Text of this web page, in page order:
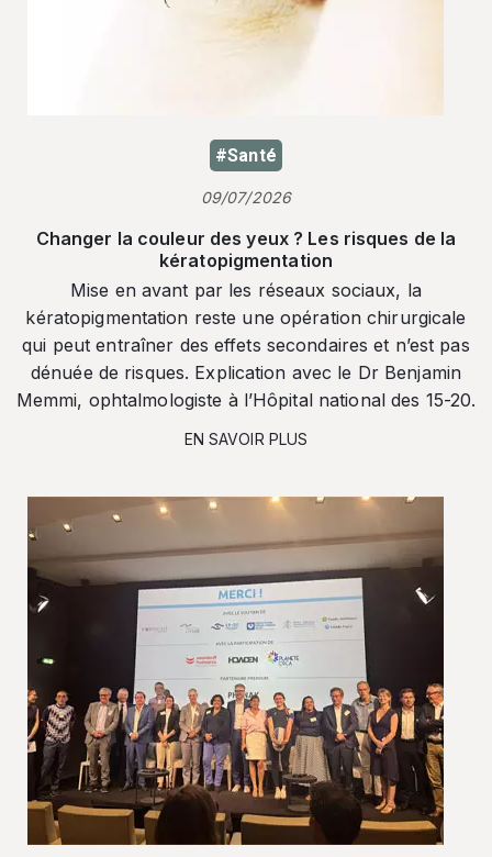
#Santé
09/07/2026
Changer la couleur des yeux ? Les risques de la
kératopigmentation
Mise en avant par les réseaux sociaux, la
kératopigmentation reste une opération chirurgicale
qui peut entraîner des effets secondaires et n’est pas
dénuée de risques. Explication avec le Dr Benjamin
Memmi, ophtalmologiste à l’Hôpital national des 15-20.
EN SAVOIR PLUS